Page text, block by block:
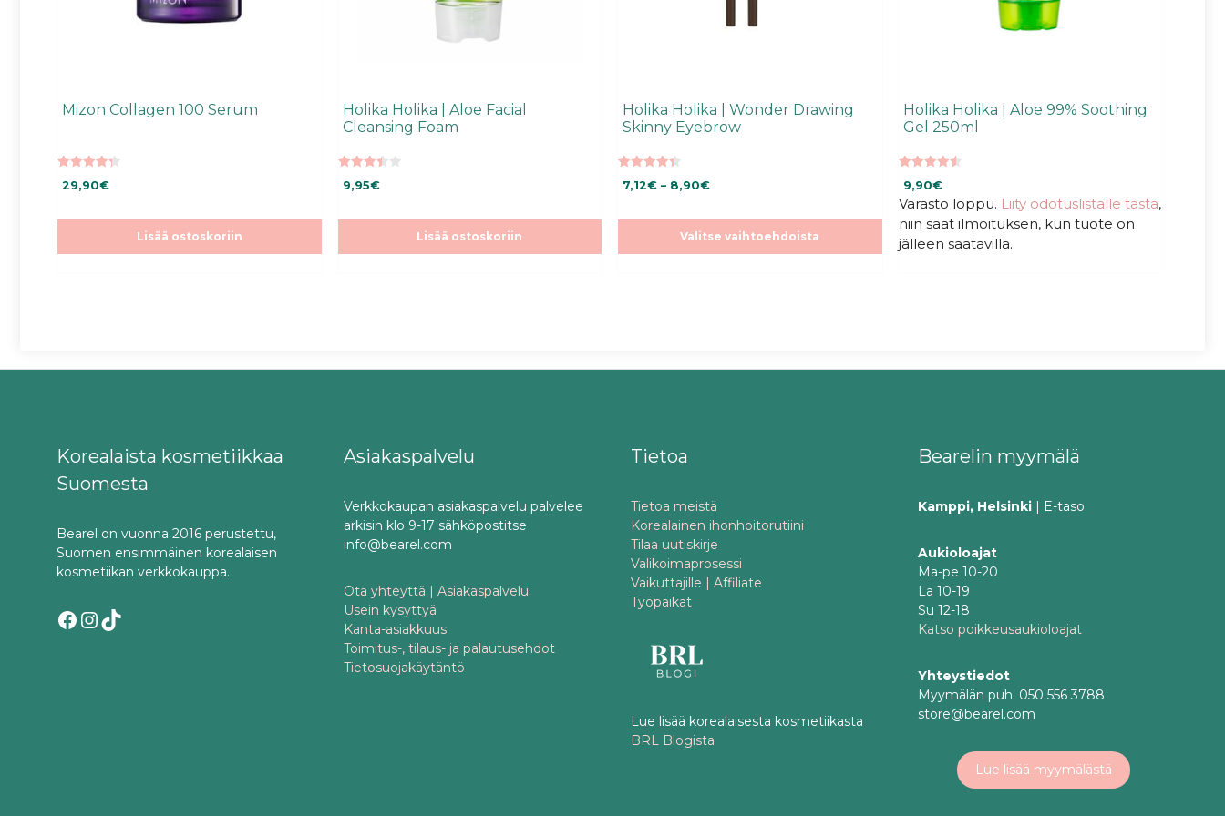
Mizon Collagen 100 Serum
5:stä
29,90€
Lisää ostoskoriin
Holika Holika | Aloe Facial
Cleansing Foam
5:stä
9,95€
Lisää ostoskoriin
Holika Holika | Wonder Drawing
Skinny Eyebrow
5:stä
7,12€ – 8,90€Hintaluokka:
-
8,90€
Valitse vaihtoehdoista
Holika Holika | Aloe 99% Soothing
Gel 250ml
5:stä
9,90€
Varasto loppu. Liity odotuslistalle tästä,
niin saat ilmoituksen, kun tuote on
jälleen saatavilla.
Korealaista kosmetiikkaa
Suomesta
Bearel on vuonna 2016 perustettu,
Suomen ensimmäinen korealaisen
kosmetiikan verkkokauppa.
Facebook
Instagram
TikTok
Asiakaspalvelu
Verkkokaupan asiakaspalvelu palvelee
arkisin klo 9-17 sähköpostitse
info@bearel.com
Ota yhteyttä | Asiakaspalvelu
Usein kysyttyä
Kanta-asiakkuus
Toimitus-, tilaus- ja palautusehdot
Tietosuojakäytäntö
Tietoa
Tietoa meistä
Korealainen ihonhoitorutiini
Tilaa uutiskirje
Valikoimaprosessi
Vaikuttajille | Affiliate
Työpaikat
Lue lisää korealaisesta kosmetiikasta
BRL Blogista
Bearelin myymälä
Kamppi, Helsinki | E-taso
Aukioloajat
Ma-pe 10-20
La 10-19
Su 12-18
Katso poikkeusaukioloajat
Yhteystiedot
Myymälän puh. 050 556 3788
store@bearel.com
Lue lisää myymälästä